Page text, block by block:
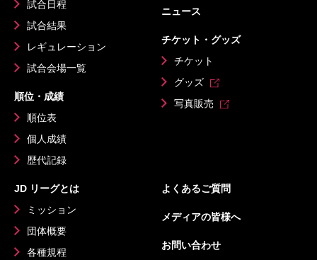
試合日程
試合結果
レギュレーション
試合会場一覧
順位・成績
順位表
個人成績
歴代記録
ニュース
チケット・グッズ
チケット
グッズ
写真販売
JD リーグとは
ミッション
団体概要
各種規程
よくあるご質問
メディアの皆様へ
お問い合わせ